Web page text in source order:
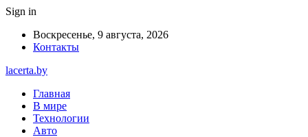
Sign in
Воскресенье, 9 августа, 2026
Контакты
lacerta.by
Главная
В мире
Технологии
Авто